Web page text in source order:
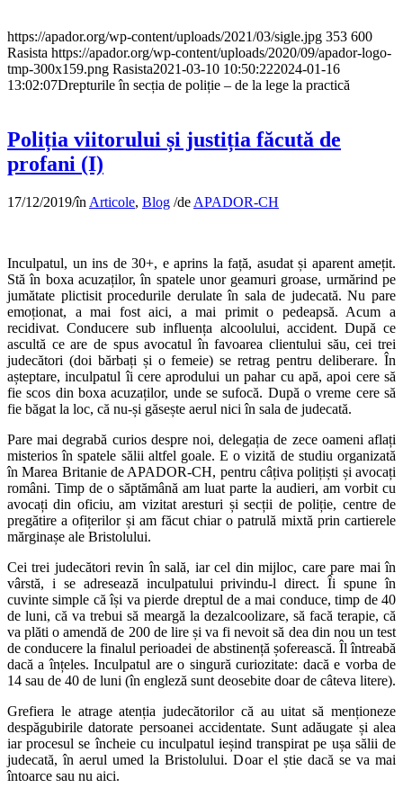
https://apador.org/wp-content/uploads/2021/03/sigle.jpg 353 600
Rasista https://apador.org/wp-content/uploads/2020/09/apador-logo-
tmp-300x159.png Rasista2021-03-10 10:50:222024-01-16
13:02:07Drepturile în secția de poliție – de la lege la practică
Poliția viitorului și justiția făcută de
profani (I)
17/12/2019/în Articole, Blog /de APADOR-CH
Inculpatul, un ins de 30+, e aprins la față, asudat și aparent amețit.
Stă în boxa acuzaților, în spatele unor geamuri groase, urmărind pe
jumătate plictisit procedurile derulate în sala de judecată. Nu pare
emoționat, a mai fost aici, a mai primit o pedeapsă. Acum a
recidivat. Conducere sub influența alcoolului, accident. După ce
ascultă ce are de spus avocatul în favoarea clientului său, cei trei
judecători (doi bărbați și o femeie) se retrag pentru deliberare. În
așteptare, inculpatul îi cere aprodului un pahar cu apă, apoi cere să
fie scos din boxa acuzaților, unde se sufocă. După o vreme cere să
fie băgat la loc, că nu-și găsește aerul nici în sala de judecată.
Pare mai degrabă curios despre noi, delegația de zece oameni aflați
misterios în spatele sălii altfel goale. E o vizită de studiu organizată
în Marea Britanie de APADOR-CH, pentru câțiva polițiști și avocați
români. Timp de o săptămână am luat parte la audieri, am vorbit cu
avocați din oficiu, am vizitat aresturi și secții de poliție, centre de
pregătire a ofițerilor și am făcut chiar o patrulă mixtă prin cartierele
mărginașe ale Bristolului.
Cei trei judecători revin în sală, iar cel din mijloc, care pare mai în
vârstă, i se adresează inculpatului privindu-l direct. Îi spune în
cuvinte simple că își va pierde dreptul de a mai conduce, timp de 40
de luni, că va trebui să meargă la dezalcoolizare, să facă terapie, că
va plăti o amendă de 200 de lire și va fi nevoit să dea din nou un test
de conducere la finalul perioadei de abstinență șoferească. Îl întreabă
dacă a înțeles. Inculpatul are o singură curiozitate: dacă e vorba de
14 sau de 40 de luni (în engleză sunt deosebite doar de câteva litere).
Grefiera le atrage atenția judecătorilor că au uitat să menționeze
despăgubirile datorate persoanei accidentate. Sunt adăugate și alea
iar procesul se încheie cu inculpatul ieșind transpirat pe ușa sălii de
judecată, în aerul umed la Bristolului. Doar el știe dacă se va mai
întoarce sau nu aici.